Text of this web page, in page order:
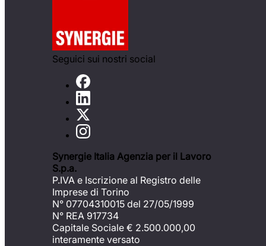
Seguici sui nostri social
Synergie Italia Agenzia per il Lavoro
S.p.a.
P.IVA e Iscrizione al Registro delle
Imprese di Torino
N° 07704310015 del 27/05/1999
N° REA 917734
Capitale Sociale € 2.500.000,00
interamente versato